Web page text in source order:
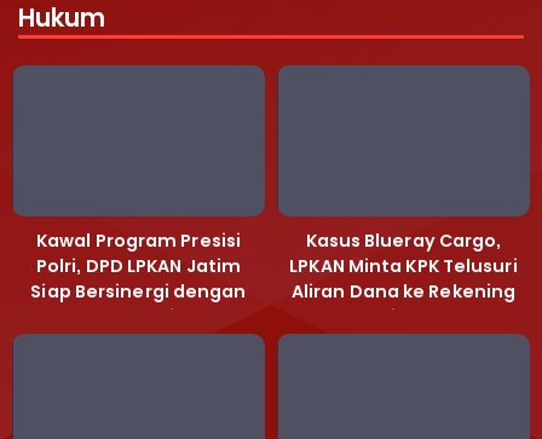
Hukum
Kawal Program Presisi
Polri, DPD LPKAN Jatim
Siap Bersinergi dengan
Polda Jatim
Kasus Blueray Cargo,
LPKAN Minta KPK Telusuri
Aliran Dana ke Rekening
Heri Black